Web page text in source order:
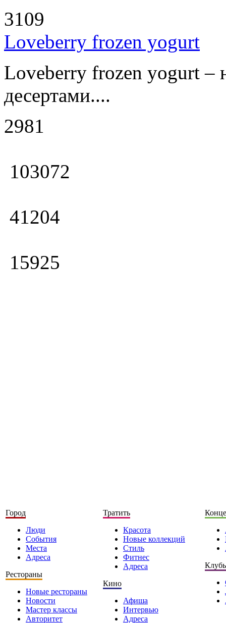
3109
Loveberry frozen yogurt
Loveberry frozen yogurt –
десертами....
2981
103072
41204
15925
Город
Люди
События
Места
Адреса
Рестораны
Новые рестораны
Новости
Мастер классы
Авторитет
Тратить
Красота
Новые коллекций
Стиль
Фитнес
Адреса
Кино
Афиша
Интервью
Адреса